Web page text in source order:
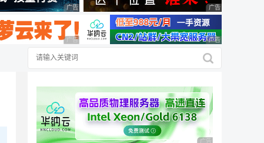
广告 商业广告，理性选择 广告 商业广告，理
广告 商业广告，理性选择 广告 商业广告，理
广告 商业广告，理性